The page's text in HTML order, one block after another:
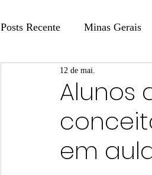
Posts Recente Minas Gerais
Coluna Fatos e Versões
Coluna: Agenda 21
Post
Alunos
em
12 de mai.